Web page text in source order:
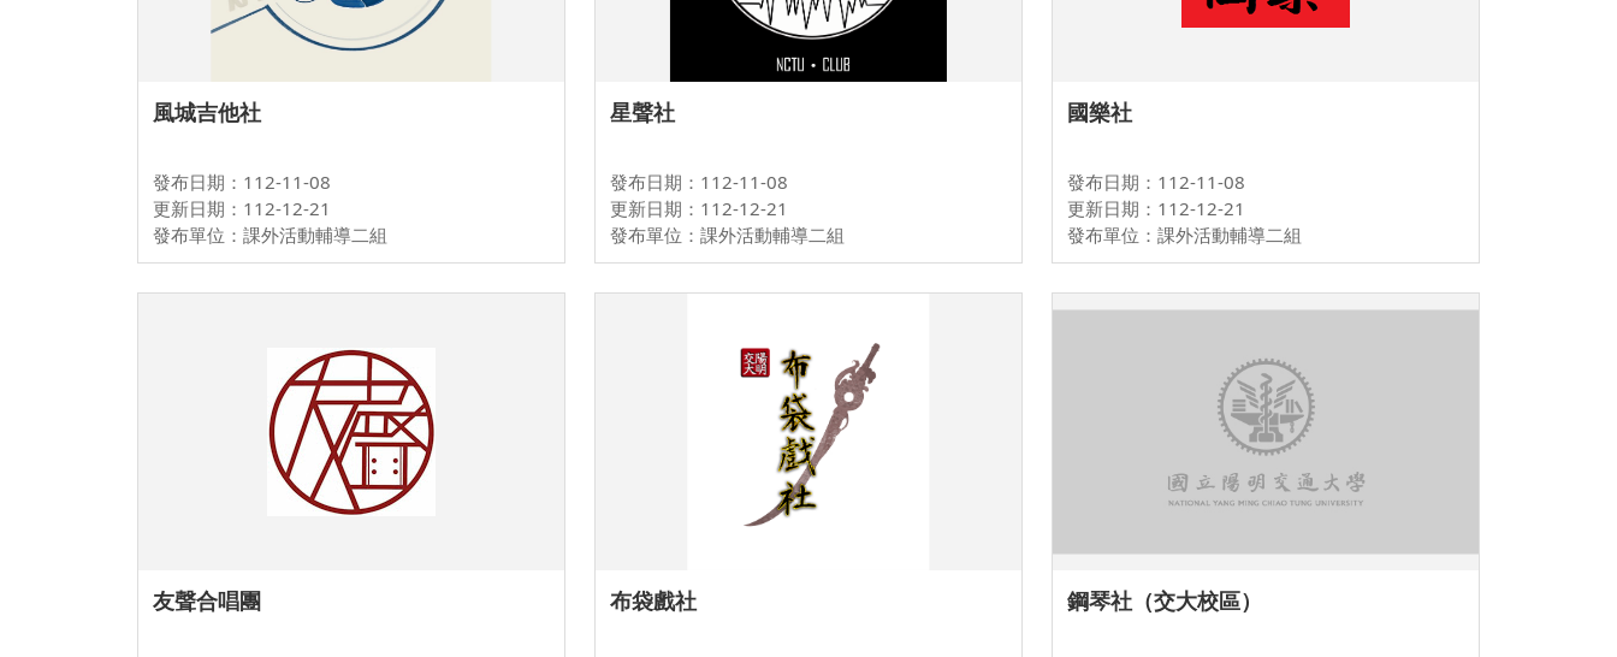
風城吉他社
發布日期：112-11-08
更新日期：112-12-21
發布單位：課外活動輔導二組
星聲社
發布日期：112-11-08
更新日期：112-12-21
發布單位：課外活動輔導二組
國樂社
發布日期：112-11-08
更新日期：112-12-21
發布單位：課外活動輔導二組
友聲合唱團 布袋戲社 鋼琴社（交大校區）